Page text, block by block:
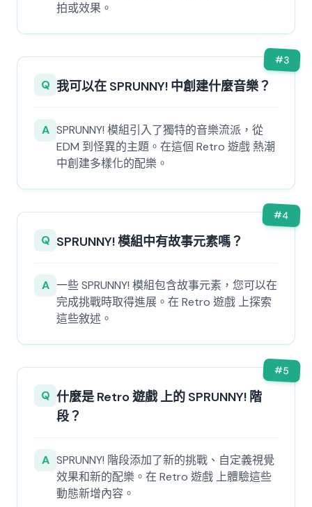
拍或效果。
#3
Q 我可以在 SPRUNNY! 中創建什麼音樂？
A SPRUNNY! 模組引入了獨特的音樂流派，從
EDM 到怪異的主題。在這個 Retro 遊戲 熱潮
中創建多樣化的配樂。
#4
Q SPRUNNY! 模組中有故事元素嗎？
A 一些 SPRUNNY! 模組包含故事元素，您可以在
完成挑戰時取得進展。在 Retro 遊戲 上探索
這些敘述。
#5
Q 什麼是 Retro 遊戲 上的 SPRUNNY! 階
段？
A SPRUNNY! 階段添加了新的挑戰、自定義視覺
效果和新的配樂。在 Retro 遊戲 上體驗這些
動態新增內容。